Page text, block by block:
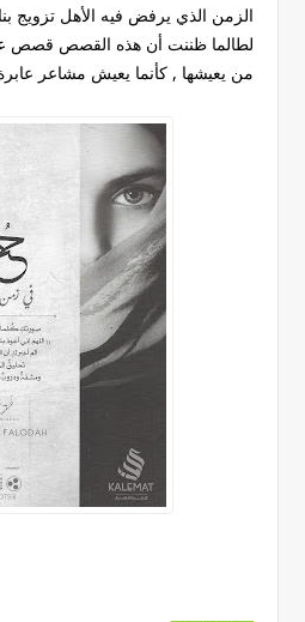
الزمن الذي يرفض فيه الأهل تزويج
لطالما ظننت أن هذه القصص قصص
من يعيشها , كأنما يعيش مشاعر